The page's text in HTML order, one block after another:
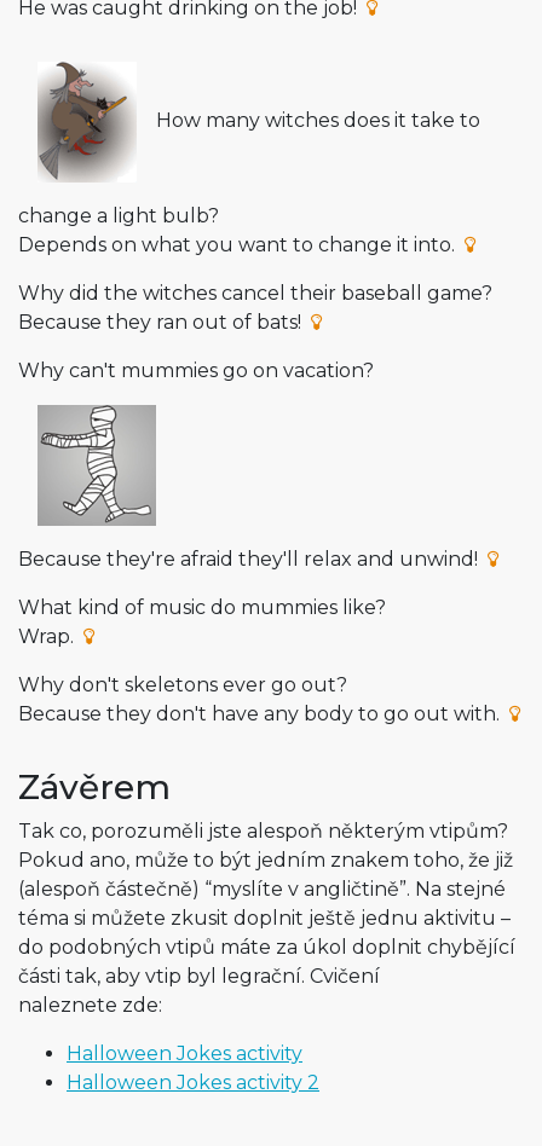
He was caught drinking on the job!
How many witches does it take to
change a light bulb?
Depends on what you want to change it into.
Why did the witches cancel their baseball game?
Because they ran out of bats!
Why can't mummies go on vacation?
Because they're afraid they'll relax and unwind!
What kind of music do mummies like?
Wrap.
Why don't skeletons ever go out?
Because they don't have any body to go out with.
Závěrem
Tak co, porozuměli jste alespoň některým vtipům?
Pokud ano, může to být jedním znakem toho, že již
(alespoň částečně) “myslíte v angličtině”. Na stejné
téma si můžete zkusit doplnit ještě jednu aktivitu –
do podobných vtipů máte za úkol doplnit chybějící
části tak, aby vtip byl legrační. Cvičení
naleznete zde:
Halloween Jokes activity
Halloween Jokes activity 2